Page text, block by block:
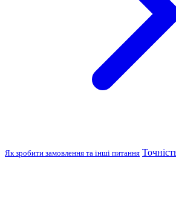
Як зробити замовлення та інші питання